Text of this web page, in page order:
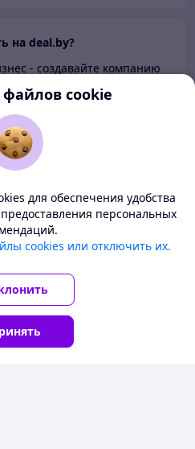
на deal.by?
- создавайте компанию
на deal.by
Беларуси
условия доставки в ваш
файлов cookie
для обеспечения удобства
персональных
cookies или отключить их.